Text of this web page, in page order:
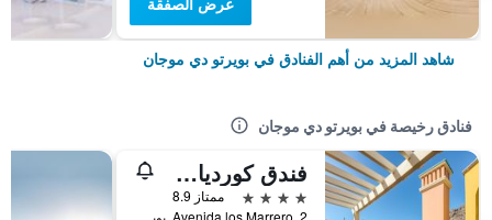
شاهد المزيد من أهم الفنادق في بويرتو دي موجان
فنادق رخيصة في بويرتو دي موجان
فندق كورديال موجان بلايا
4 نجوم
ممتاز 8.9
Avenida los Marrero, 2, بويرتو دي موجان, كناريا الكبرى, أسبانيا